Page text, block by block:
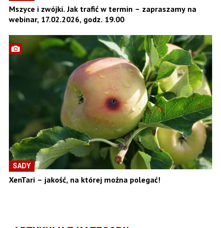
Mszyce i zwójki. Jak trafić w termin – zapraszamy na
webinar, 17.02.2026, godz. 19.00
SADY
XenTari – jakość, na której można polegać!